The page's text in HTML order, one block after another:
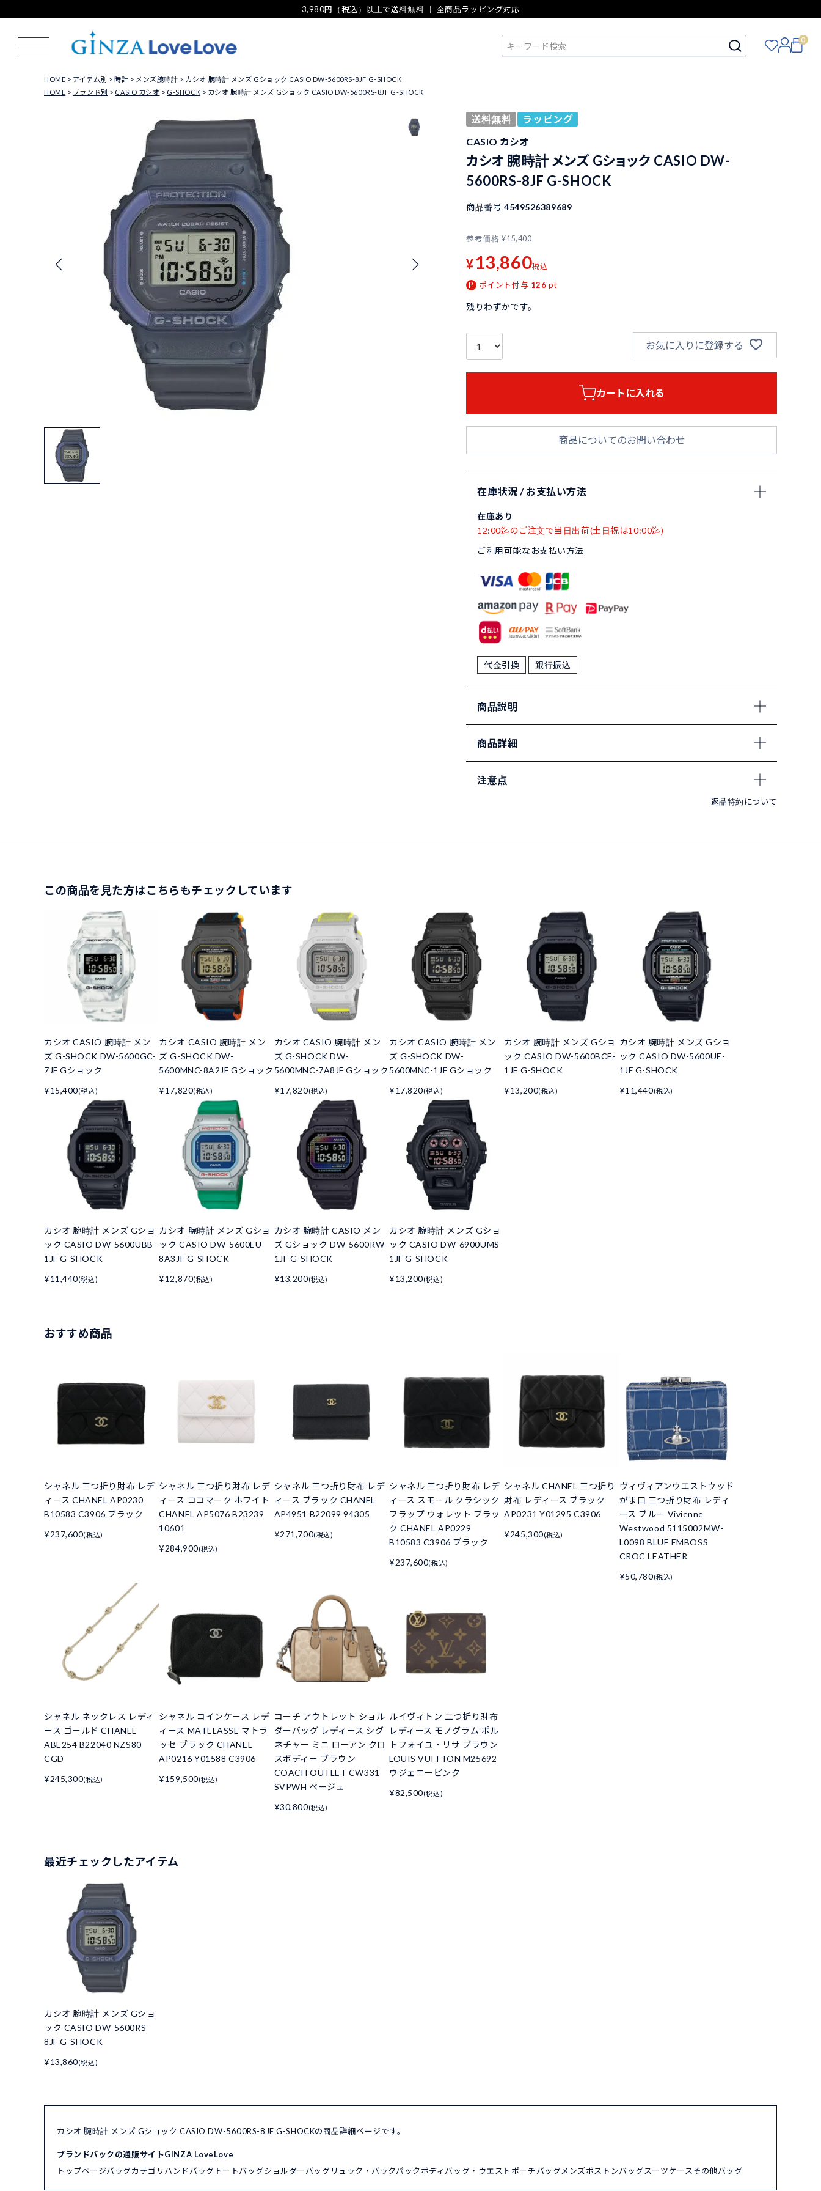
3,980円（税込）以上で送料無料 ｜ 全商品ラッピング対応
0
HOME アイテム別 時計 メンズ腕時計
カシオ 腕時計 メンズ Gショック CASIO DW-5600RS-8JF G-SHOCK
HOME
ブランド別 CASIO カシオ G-SHOCK カシオ 腕時計 メンズ Gショック CASIO DW-5600RS-8JF G-SHOCK
送料無料
ラッピング
CASIO カシオ
カシオ 腕時計 メンズ Gショック CASIO DW-
5600RS-8JF G-SHOCK
商品番号 4549526389689
参考価格 ¥15,400
¥13,860税込
ポイント付与 126 pt
残りわずかです。
お気に入りに登録する
カートに入れる
商品についてのお問い合わせ
在庫状況 / お支払い方法
在庫あり
12:00迄のご注文で当日出荷(土日祝は10:00迄)
ご利用可能なお支払い方法
代金引換 銀行振込
商品説明
商品詳細
注意点
返品特約について
この商品を見た方はこちらもチェックしています
カシオ CASIO 腕時計 メン
ズ G-SHOCK DW-5600GC-
7JF Gショック
¥15,400(税込)
カシオ CASIO 腕時計 メン
ズ G-SHOCK DW-
5600MNC-8A2JF Gショック
¥17,820(税込)
カシオ CASIO 腕時計 メン
ズ G-SHOCK DW-
5600MNC-7A8JF Gショック
¥17,820(税込)
カシオ CASIO 腕時計 メン
ズ G-SHOCK DW-
5600MNC-1JF Gショック
¥17,820(税込)
カシオ 腕時計 メンズ Gショ
ック CASIO DW-5600BCE-
1JF G-SHOCK
¥13,200(税込)
カシオ 腕時計 メンズ Gショ
ック CASIO DW-5600UE-
1JF G-SHOCK
¥11,440(税込)
カシオ 腕時計 メンズ Gショ
ック CASIO DW-5600UBB-
1JF G-SHOCK
¥11,440(税込)
カシオ 腕時計 メンズ Gショ
ック CASIO DW-5600EU-
8A3JF G-SHOCK
¥12,870(税込)
カシオ 腕時計 CASIO メン
ズ Gショック DW-5600RW-
1JF G-SHOCK
¥13,200(税込)
カシオ 腕時計 メンズ Gショ
ック CASIO DW-6900UMS-
1JF G-SHOCK
¥13,200(税込)
おすすめ商品
シャネル 三つ折り財布 レデ
ィース CHANEL AP0230
B10583 C3906 ブラック
¥237,600(税込)
シャネル 三つ折り財布 レデ
ィース ココマーク ホワイト
CHANEL AP5076 B23239
10601
¥284,900(税込)
シャネル 三つ折り財布 レデ
ィース ブラック CHANEL
AP4951 B22099 94305
¥271,700(税込)
シャネル 三つ折り財布 レデ
ィース スモール クラシック
フラップ ウォレット ブラッ
ク CHANEL AP0229
B10583 C3906 ブラック
¥237,600(税込)
シャネル CHANEL 三つ折り
財布 レディース ブラック
AP0231 Y01295 C3906
¥245,300(税込)
ヴィヴィアンウエストウッド
がま口 三つ折り財布 レディ
ース ブルー Vivienne
Westwood 5115002MW-
L0098 BLUE EMBOSS
CROC LEATHER
¥50,780(税込)
シャネル ネックレス レディ
ース ゴールド CHANEL
ABE254 B22040 NZS80
CGD
¥245,300(税込)
シャネル コインケース レデ
ィース MATELASSE マトラ
ッセ ブラック CHANEL
AP0216 Y01588 C3906
¥159,500(税込)
コーチ アウトレット ショル
ダーバッグ レディース シグ
ネチャー ミニ ローアン クロ
スボディー ブラウン
COACH OUTLET CW331
SVPWH ベージュ
¥30,800(税込)
ルイヴィトン 二つ折り財布
レディース モノグラム ポル
トフォイユ・リサ ブラウン
LOUIS VUITTON M25692
ウジェニーピンク
¥82,500(税込)
最近チェックしたアイテム
カシオ 腕時計 メンズ Gショ
ック CASIO DW-5600RS-
8JF G-SHOCK
¥13,860(税込)
カシオ 腕時計 メンズ Gショック CASIO DW-5600RS-8JF G-SHOCKの商品詳細ページです。
ブランドバックの通販サイトGINZA LoveLove
トップページバッグカテゴリ ハンドバッグ トートバッグショルダーバッグリュック・バックパックボディバッグ・ウエストポーチバッグメンズボストンバッグスーツケースその他バッグ